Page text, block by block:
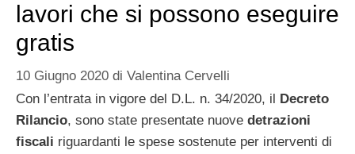
lavori che si possono eseguire
gratis
10 Giugno 2020 di Valentina Cervelli
Con l’entrata in vigore del D.L. n. 34/2020, il Decreto
Rilancio, sono state presentate nuove detrazioni
fiscali riguardanti le spese sostenute per interventi di